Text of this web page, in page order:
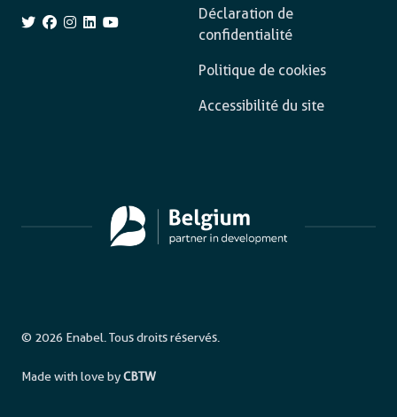
Déclaration de
confidentialité
Politique de cookies
Accessibilité du site
© 2026 Enabel. Tous droits réservés.
Made with love byCBTW